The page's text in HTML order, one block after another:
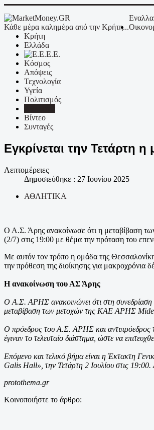
Κάθε μέρα καλημέρα από την Κρήτη...
Κρήτη
Ελλάδα
Ε.Ε.
Κόσμος
Απόψεις
Τεχνολογία
Υγεία
Πολιτισμός
Βίντεο
Συνταγές
Εγκρίνεται την Τετάρτη
Λεπτομέρειες
Δημοσιεύθηκε : 27 Ιουνίου 2025
ΑΘΛΗΤΙΚΑ
Ο Α.Σ. Άρης ανακοίνωσε ότι η μεταβίβαση
(2/7) στις 19:00 με θέμα την πρόταση του
Με αυτόν τον τρόπο η ομάδα της
την πρόθεση της διοίκησης για μακροχρόνια
Η ανακοίνωση του ΑΣ Άρης
Ο Α.Σ. ΑΡΗΣ ανακοινώνει ότι στη συνεδρίαση
μεταβίβαση των μετοχών της ΚΑΕ ΑΡΗΣ
Ο πρόεδρος του Α.Σ. ΑΡΗΣ και αντιπρόεδρος
έγιναν το τελευταίο διάστημα, ώστε να
Επόμενο και τελικό βήμα είναι η Έκτακτη
Galis Hall», την Τετάρτη 2 Ιουλίου στις 19:00.
protothema.gr
Κοινοποιήστε το άρθρο: